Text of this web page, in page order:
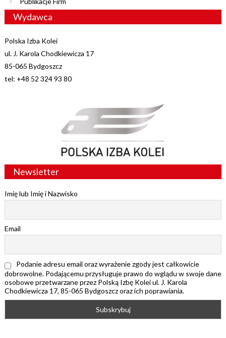
Wydawca
Polska Izba Kolei
ul. J. Karola Chodkiewicza 17
85-065 Bydgoszcz
tel: +48 52 324 93 80
Newsletter
Imię lub Imię i Nazwisko
Email
Podanie adresu email oraz wyrażenie zgody jest całkowicie
dobrowolne. Podającemu przysługuje prawo do wglądu w swoje dane
osobowe przetwarzane przez Polską Izbę Kolei ul. J. Karola
Chodkiewicza 17, 85-065 Bydgoszcz oraz ich poprawiania.